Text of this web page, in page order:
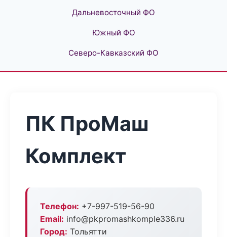
Дальневосточный ФО
Южный ФО
Северо-Кавказский ФО
ПК ПроМаш
Комплект
Телефон: +7-997-519-56-90
Email: info@pkpromashkomple336.ru
Город: Тольятти